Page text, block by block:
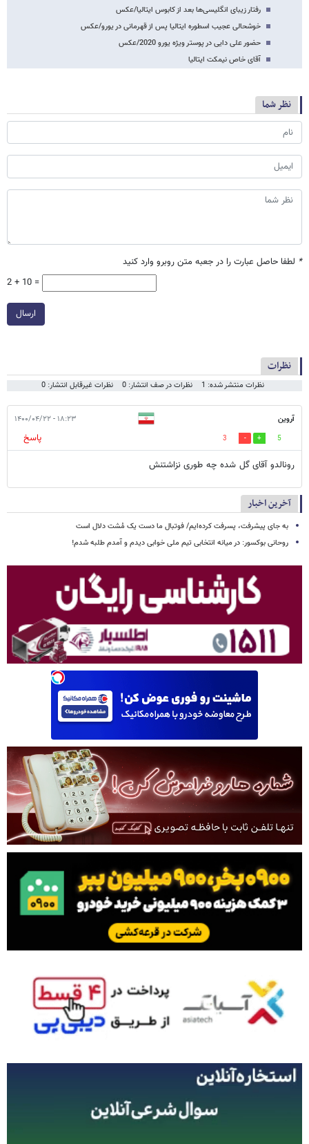
رفتار زیبای انگلیسی‌ها بعد از کابوس ایتالیا/عکس
خوشحالی عجیب اسطوره ایتالیا پس از قهرمانی در یورو/عکس
حضور علی دایی در پوستر ویژه یورو 2020/عکس
آقای خاص نیمکت ایتالیا
نظر شما
* لطفا حاصل عبارت را در جعبه متن روبرو وارد کنید
2 + 10 =
ارسال
نظرات
نظرات منتشر شده: 1 نظرات در صف انتشار: 0 نظرات غیرقابل انتشار: 0
آروین ۱۸:۲۳ - ۱۴۰۰/۰۴/۲۲
5
3
پاسخ
رونالدو آقای گل شده چه طوری نزاشتنش
آخرین اخبار
به جای پیشرفت، پسرفت کرده‌ایم/ فوتبال ما دست یک مُشت دلال است
روحانی بوکسور: در میانه انتخابی تیم ملی خوابی دیدم و آمدم طلبه شدم!